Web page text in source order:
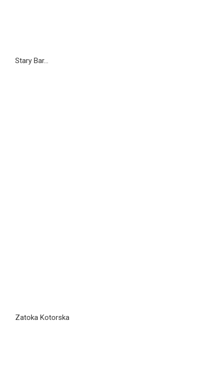
Stary Bar…
Zatoka Kotorska